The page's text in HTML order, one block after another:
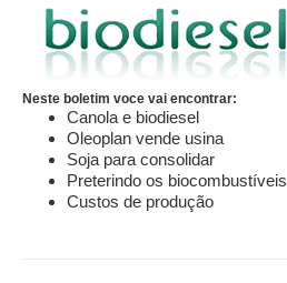
Neste boletim voce vai encontrar:
Canola e biodiesel
Oleoplan vende usina
Soja para consolidar
Preterindo os biocombustíveis
Custos de produção